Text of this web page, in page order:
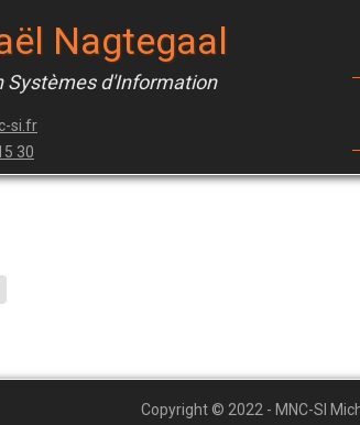
Nagtegaal
Systèmes d'Information
si.fr
30
Copyright © 2022 - MNC-SI